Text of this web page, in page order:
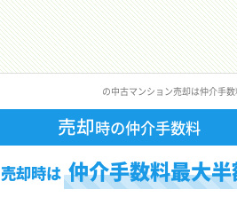
の中古マンション売却は仲介手
売却時の仲介手数料
売却時は 仲介手数料最大